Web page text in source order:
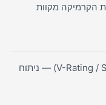
שחנויות הקרמיקה מקוות
מדד השונות הוויזואלית (V-Rating / Shade Variation) — ניתוח